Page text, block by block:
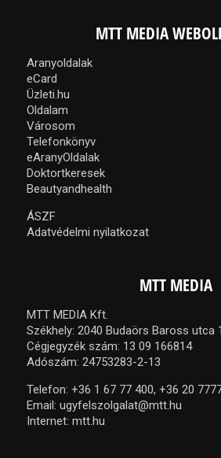
MTT MEDIA
Aranyoldalak
eCard
Üzleti.hu
Oldalam
Városom
Telefonkönyv
eAranyOldalak
Doktortkeresek
Beautyandhealth
ÁSZF
Adatvédelmi nyilatkozat
MTT MEDIA
MTT MEDIA Kft.
Székhely: 2040 Budaörs Baross utca
Cégjegyzék szám: 13 09 166814
Adószám: 24753283-2-13
Telefon: +36 1 67 77 400, +36 20
Email: ugyfelszolgalat@mtt.hu
Internet: mtt.hu